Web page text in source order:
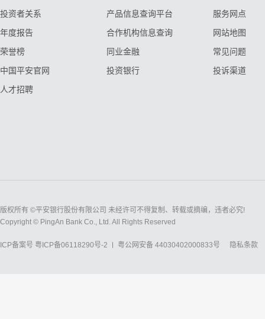
投资者关系
年度报告
荣誉榜
中国平安官网
人才招聘
产品信息查询平台
合作机构信息查询
同业金融
投资银行
服务网点
网站地图
常见问题
投诉渠道
版权所有 ©平安银行股份有限公司 未经许可不得复制、转载或摘编，违者必究!
Copyright © PingAn Bank Co., Ltd. All Rights Reserved
ICP备案号 粤ICP备06118290号-2 粤公网安备 44030402000833号 隐私条款